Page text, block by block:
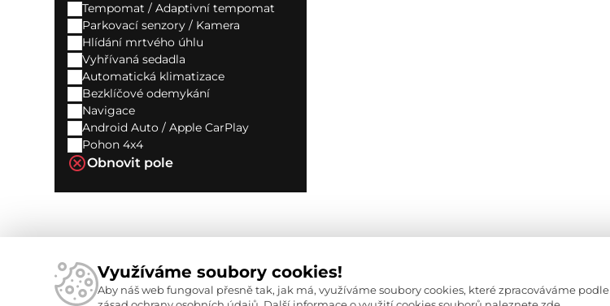
Tempomat / Adaptivní tempomat
Parkovací senzory / Kamera
Hlídání mrtvého úhlu
Vyhřívaná sedadla
Automatická klimatizace
Bezklíčové odemykání
Navigace
Android Auto / Apple CarPlay
Pohon 4x4
Obnovit pole
Využíváme soubory cookies!
Aby náš web fungoval přesně tak, jak má, využíváme soubory cookies, které zpracováváme podle